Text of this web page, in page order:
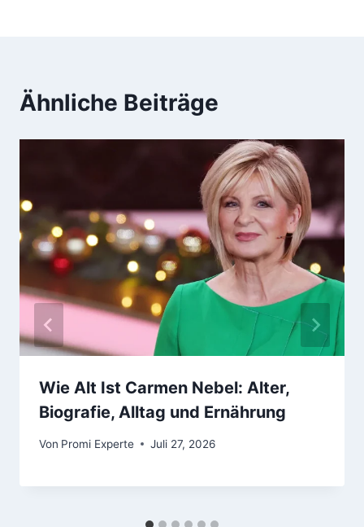
Ähnliche Beiträge
Wie Alt Ist Carmen Nebel: Alter,
Biografie, Alltag und Ernährung
Von Promi Experte Juli 27, 2026